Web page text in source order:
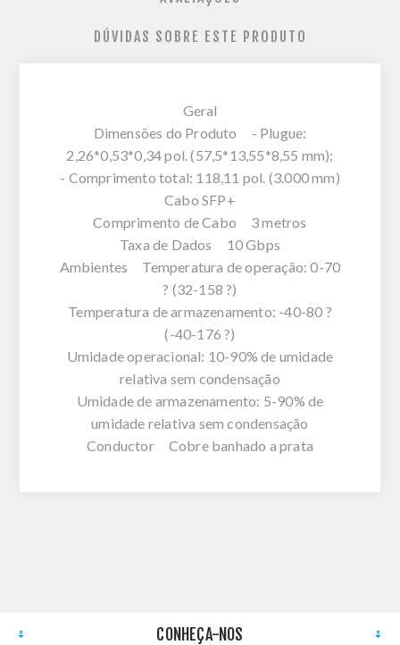
DÚVIDAS SOBRE ESTE PRODUTO
Geral
Dimensões do Produto - Plugue:
2,26*0,53*0,34 pol. (57,5*13,55*8,55 mm);
- Comprimento total: 118,11 pol. (3.000 mm)
Cabo SFP+
Comprimento de Cabo 3 metros
Taxa de Dados 10 Gbps
Ambientes Temperatura de operação: 0-70
? (32-158 ?)
Temperatura de armazenamento: -40-80 ?
(-40-176 ?)
Umidade operacional: 10-90% de umidade
relativa sem condensação
Umidade de armazenamento: 5-90% de
umidade relativa sem condensação
Conductor Cobre banhado a prata
CONHEÇA-NOS